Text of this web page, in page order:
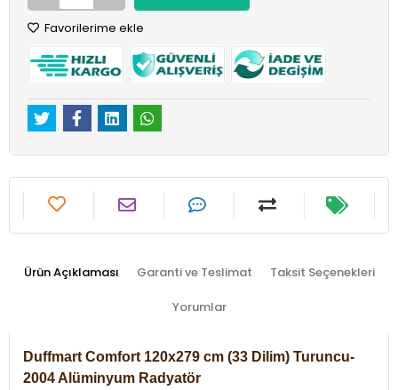
Favorilerime ekle
Ürün Açıklaması Garanti ve Teslimat Taksit Seçenekleri
Yorumlar
Duffmart Comfort 120x279 cm (33 Dilim) Turuncu-
2004 Alüminyum Radyatör